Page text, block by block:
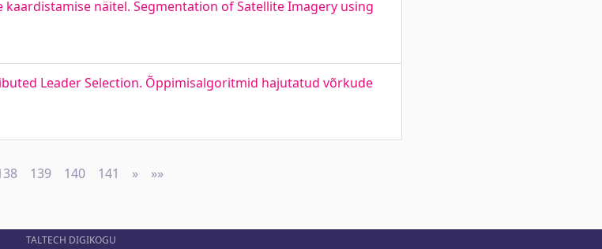
näitel. Segmentation of Satellite Imagery using
Leader Selection. Õppimisalgoritmid hajutatud võrkude
139 140 141 » Next
»»
TALTECH DIGIKOGU